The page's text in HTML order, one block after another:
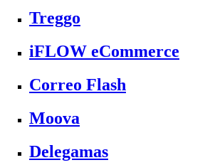
Treggo
iFLOW eCommerce
Correo Flash
Moova
Delegamas